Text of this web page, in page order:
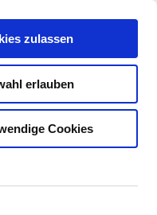
zulassen
erlauben
Cookies
Kundenlogin
Suche